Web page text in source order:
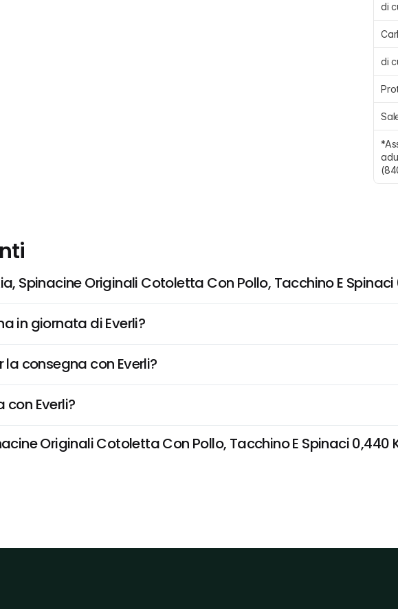
di
di
Spinacine Originali Cotoletta Con Pollo, Tacchino E Spinaci
in giornata di Everli?
consegna con Everli?
Everli?
Originali Cotoletta Con Pollo, Tacchino E Spinaci